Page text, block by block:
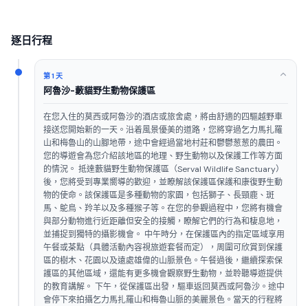
逐日行程
第 1 天
阿魯沙-藪貓野生動物保護區
在您入住的莫西或阿魯沙的酒店或旅舍處，將由舒適的四驅越野車
接送您開始新的一天。沿着風景優美的道路，您將穿過乞力馬扎羅
山和梅魯山的山腳地帶，途中會經過當地村莊和鬱鬱葱葱的農田。
您的導遊會為您介紹該地區的地理、野生動物以及保護工作等方面
的情況。 抵達藪貓野生動物保護區（Serval Wildlife Sanctuary）
後，您將受到專業嚮導的歡迎，並瞭解該保護區保護和康復野生動
物的使命。該保護區是多種動物的家園，包括獅子、長頸鹿、斑
馬、鴕鳥、羚羊以及多種猴子等。在您的參觀過程中，您將有機會
與部分動物進行近距離但安全的接觸，瞭解它們的行為和棲息地，
並捕捉到獨特的攝影機會。 中午時分，在保護區內的指定區域享用
午餐或茶點（具體活動內容視旅遊套餐而定），周圍可欣賞到保護
區的樹木、花園以及遠處雄偉的山脈景色。午餐過後，繼續探索保
護區的其他區域，還能有更多機會觀察野生動物，並聆聽導遊提供
的教育講解。 下午，從保護區出發，驅車返回莫西或阿魯沙。途中
會停下來拍攝乞力馬扎羅山和梅魯山脈的美麗景色。當天的行程將